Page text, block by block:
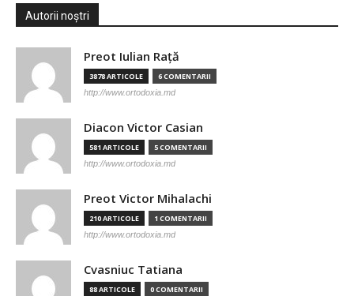
Autorii noștri
Preot Iulian Raţă
3878 ARTICOLE 6 COMENTARII
http://www.ortodoxia.md
Diacon Victor Casian
581 ARTICOLE 5 COMENTARII
http://www.ortodoxia.md
Preot Victor Mihalachi
210 ARTICOLE 1 COMENTARII
http://www.ortodoxia.md
Cvasniuc Tatiana
88 ARTICOLE 0 COMENTARII